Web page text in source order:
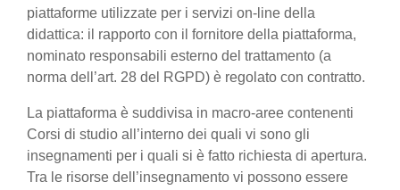
piattaforme utilizzate per i servizi on-line della
didattica: il rapporto con il fornitore della piattaforma,
nominato responsabili esterno del trattamento (a
norma dell’art. 28 del RGPD) è regolato con contratto.
La piattaforma è suddivisa in macro-aree contenenti
Corsi di studio all’interno dei quali vi sono gli
insegnamenti per i quali si è fatto richiesta di apertura.
Tra le risorse dell’insegnamento vi possono essere